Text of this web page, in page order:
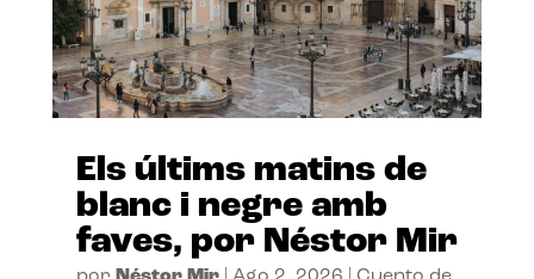
Els últims matins de
blanc i negre amb
faves, por Néstor Mir